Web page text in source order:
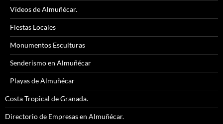
Vídeos de Almuñécar.
Fiestas Locales
Monumentos Esculturas
Senderismo en Almuñécar
Playas de Almuñécar
Costa Tropical de Granada.
Directorio de Empresas en Almuñécar.